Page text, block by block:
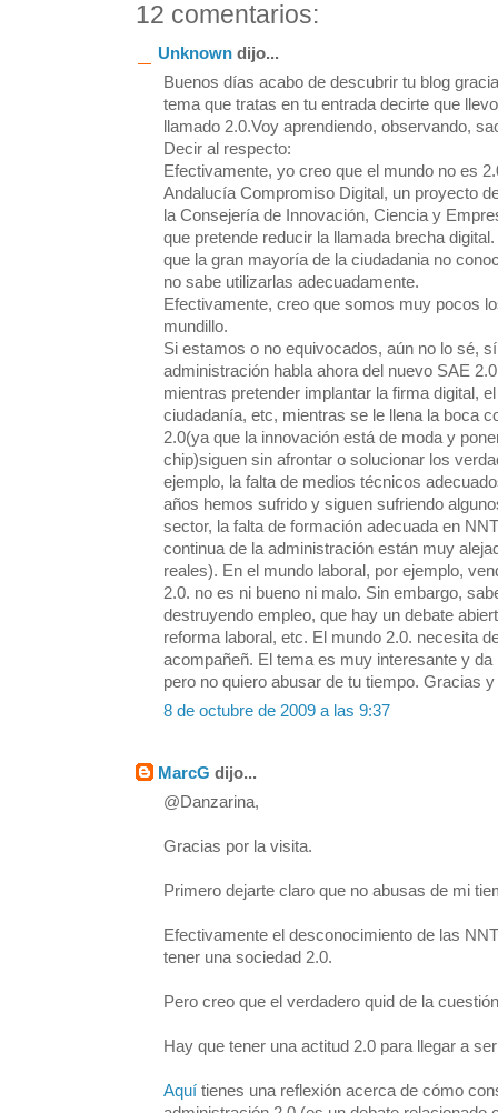
12 comentarios:
Unknown dijo...
Buenos días acabo de descubrir tu blog
tema que tratas en tu entrada decirte que
llamado 2.0.Voy aprendiendo, observando,
Decir al respecto:
Efectivamente, yo creo que el mundo no es
Andalucía Compromiso Digital, un proyecto
la Consejería de Innovación, Ciencia y
que pretende reducir la llamada brecha
que la gran mayoría de la ciudadania no
no sabe utilizarlas adecuadamente.
Efectivamente, creo que somos muy pocos
mundillo.
Si estamos o no equivocados, aún no lo sé,
administración habla ahora del nuevo SAE
mientras pretender implantar la firma digital,
ciudadanía, etc, mientras se le llena la boca
2.0(ya que la innovación está de moda y
chip)siguen sin afrontar o solucionar los
ejemplo, la falta de medios técnicos
años hemos sufrido y siguen sufriendo
sector, la falta de formación adecuada en
continua de la administración están muy
reales). En el mundo laboral, por ejemplo,
2.0. no es ni bueno ni malo. Sin embargo,
destruyendo empleo, que hay un debate
reforma laboral, etc. El mundo 2.0. necesita
acompañeñ. El tema es muy interesante y
pero no quiero abusar de tu tiempo. Gracias
8 de octubre de 2009 a las 9:37
MarcG dijo...
@Danzarina,
Gracias por la visita.
Primero dejarte claro que no abusas de mi
Efectivamente el desconocimiento de las
tener una sociedad 2.0.
Pero creo que el verdadero quid de la
Hay que tener una actitud 2.0 para llegar a
Aquí tienes una reflexión acerca de cómo